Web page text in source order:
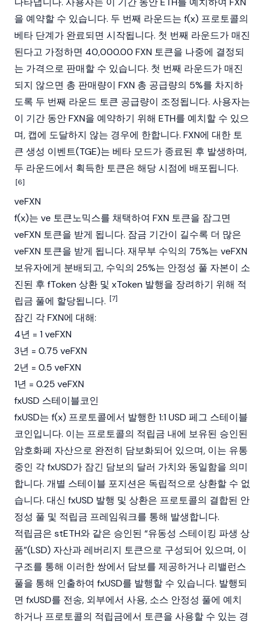
을 예약할 수 있습니다. 두 번째 라운드는 f(x) 프로토콜의
베타 단계가 완료되면 시작됩니다. 첫 번째 라운드가 매진
된다고 가정하면 40,000.00 FXN 토큰을 나중에 결정되
는 가격으로 판매할 수 있습니다. 첫 번째 라운드가 매진
되지 않으면 총 판매량이 FXN 총 공급량의 5%를 차지하
도록 두 번째 라운드 토큰 공급량이 조정됩니다. 사용자는
이 기간 동안 FXN을 예약하기 위해 ETH를 예치할 수 있으
며, 캡에 도달하지 않는 경우에 한합니다. FXN에 대한 토
큰 생성 이벤트(TGE)는 베타 모드가 종료된 후 발생하며,
두 라운드에서 획득한 토큰은 해당 시점에 배포됩니다.
[6]
veFXN
f(x)는 ve 토큰노믹스를 채택하여 FXN 토큰을 잠그면
veFXN 토큰을 받게 됩니다. 잠금 기간이 길수록 더 많은
veFXN 토큰을 받게 됩니다. 재무부 수익의 75%는 veFXN
보유자에게 분배되고, 수익의 25%는 안정성 풀 자본이 소
진된 후 fToken 상환 및 xToken 발행을 장려하기 위해 적
립금 풀에 할당됩니다. [7]
잠긴 각 FXN에 대해:
4년 = 1 veFXN
3년 = 0.75 veFXN
2년 = 0.5 veFXN
1년 = 0.25 veFXN
fxUSD 스테이블코인
fxUSD는 f(x) 프로토콜에서 발행한 1:1 USD 페그 스테이블
코인입니다. 이는 프로토콜의 적립금 내에 보유된 승인된
암호화폐 자산으로 완전히 담보화되어 있으며, 이는 유통
중인 각fxUSD가 잠긴 담보의 달러 가치와 동일함을 의미
합니다. 개별 스테이블 포지션은 독립적으로 상환할 수 없
습니다. 대신 fxUSD 발행 및 상환은 프로토콜의 결합된 안
정성 풀 및 적립금 프레임워크를 통해 발생합니다.
적립금은 stETH와 같은 승인된 “유동성 스테이킹 파생 상
품”(LSD) 자산과 레버리지 토큰으로 구성되어 있으며, 이
구조를 통해 이러한 쌍에서 담보를 제공하거나 리밸런스
풀을 통해 인출하여 fxUSD를 발행할 수 있습니다. 발행되
면 fxUSD를 전송, 외부에서 사용, 소스 안정성 풀에 예치
하거나 프로토콜의 적립금에서 토큰을 사용할 수 있는 경